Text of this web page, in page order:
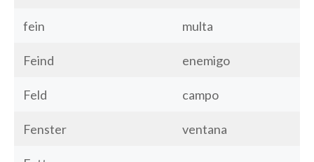
fein multa
Feind enemigo
Feld campo
Fenster ventana